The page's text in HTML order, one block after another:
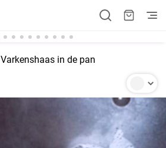
Varkenshaas in de pan